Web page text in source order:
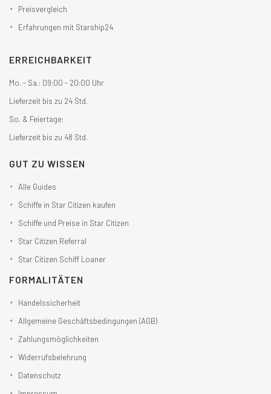
Preisvergleich
Erfahrungen mit Starship24
ERREICHBARKEIT
Mo. - Sa.: 09:00 - 20:00 Uhr
Lieferzeit bis zu 24 Std.
So. & Feiertage:
Lieferzeit bis zu 48 Std.
GUT ZU WISSEN
Alle Guides
Schiffe in Star Citizen kaufen
Schiffe und Preise in Star Citizen
Star Citizen Referral
Star Citizen Schiff Loaner
FORMALITÄTEN
Handelssicherheit
Allgemeine Geschäftsbedingungen (AGB)
Zahlungsmöglichkeiten
Widerrufsbelehrung
Datenschutz